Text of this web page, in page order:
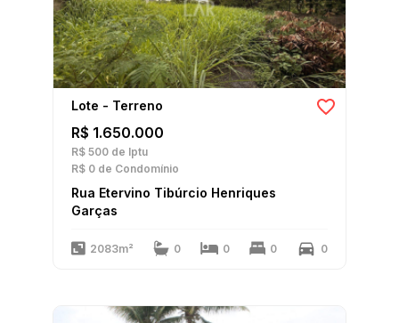
Lote - Terreno
R$ 1.650.000
R$ 500 de Iptu
R$ 0 de Condomínio
Rua Etervino Tibúrcio Henriques
Garças
2083m² 0 0 0 0